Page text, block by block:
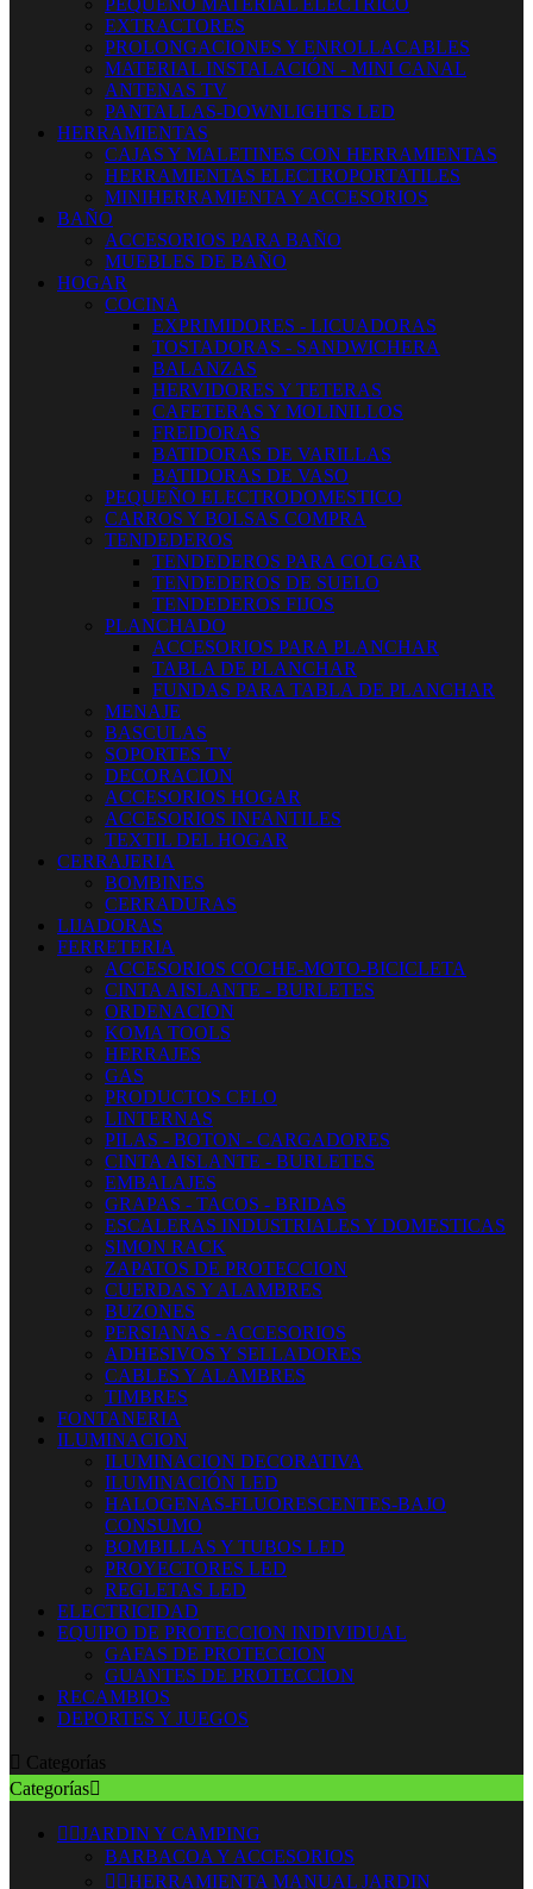
PEQUEÑO MATERIAL ELECTRICO
EXTRACTORES
PROLONGACIONES Y ENROLLACABLES
MATERIAL INSTALACIÓN - MINI CANAL
ANTENAS TV
PANTALLAS-DOWNLIGHTS LED
HERRAMIENTAS
CAJAS Y MALETINES CON HERRAMIENTAS
HERRAMIENTAS ELECTROPORTATILES
MINIHERRAMIENTA Y ACCESORIOS
BAÑO
ACCESORIOS PARA BAÑO
MUEBLES DE BAÑO
HOGAR
COCINA
EXPRIMIDORES - LICUADORAS
TOSTADORAS - SANDWICHERA
BALANZAS
HERVIDORES Y TETERAS
CAFETERAS Y MOLINILLOS
FREIDORAS
BATIDORAS DE VARILLAS
BATIDORAS DE VASO
PEQUEÑO ELECTRODOMESTICO
CARROS Y BOLSAS COMPRA
TENDEDEROS
TENDEDEROS PARA COLGAR
TENDEDEROS DE SUELO
TENDEDEROS FIJOS
PLANCHADO
ACCESORIOS PARA PLANCHAR
TABLA DE PLANCHAR
FUNDAS PARA TABLA DE PLANCHAR
MENAJE
BASCULAS
SOPORTES TV
DECORACION
ACCESORIOS HOGAR
ACCESORIOS INFANTILES
TEXTIL DEL HOGAR
CERRAJERIA
BOMBINES
CERRADURAS
LIJADORAS
FERRETERIA
ACCESORIOS COCHE-MOTO-BICICLETA
CINTA AISLANTE - BURLETES
ORDENACION
KOMA TOOLS
HERRAJES
GAS
PRODUCTOS CELO
LINTERNAS
PILAS - BOTON - CARGADORES
CINTA AISLANTE - BURLETES
EMBALAJES
GRAPAS - TACOS - BRIDAS
ESCALERAS INDUSTRIALES Y DOMESTICAS
SIMON RACK
ZAPATOS DE PROTECCION
CUERDAS Y ALAMBRES
BUZONES
PERSIANAS - ACCESORIOS
ADHESIVOS Y SELLADORES
CABLES Y ALAMBRES
TIMBRES
FONTANERIA
ILUMINACION
ILUMINACION DECORATIVA
ILUMINACIÓN LED
HALOGENAS-FLUORESCENTES-BAJO
CONSUMO
BOMBILLAS Y TUBOS LED
PROYECTORES LED
REGLETAS LED
ELECTRICIDAD
EQUIPO DE PROTECCION INDIVIDUAL
GAFAS DE PROTECCION
GUANTES DE PROTECCION
RECAMBIOS
DEPORTES Y JUEGOS
 Categorías
Categorías
 JARDIN Y CAMPING
BARBACOA Y ACCESORIOS
 HERRAMIENTA MANUAL JARDIN